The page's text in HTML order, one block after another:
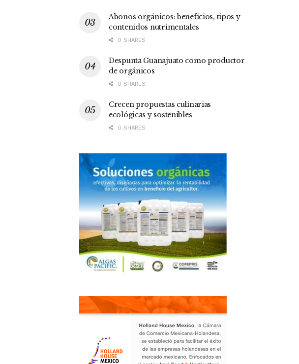
Abonos orgánicos: beneficios, tipos y
contenidos nutrimentales
0 SHARES
Despunta Guanajuato como productor
de orgánicos
0 SHARES
Crecen propuestas culinarias
ecológicas y sostenibles
0 SHARES